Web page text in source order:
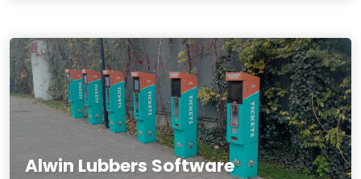
Alwin Lubbers Software